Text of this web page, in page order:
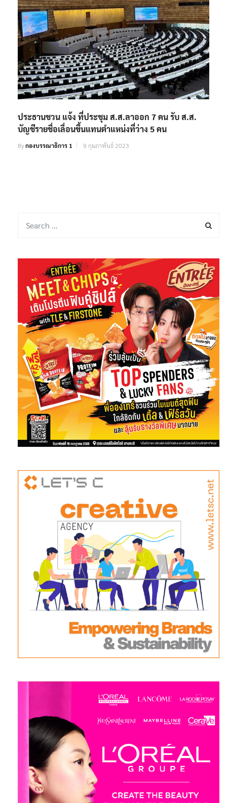
ประธานชวน แจ้ง ที่ประชุม ส.ส.ลาออก 7 คน รับ ส.ส.
บัญชีรายชื่อเลื่อนขึ้นแทนตำแหน่งที่ว่าง 5 คน
Byกองบรรณาธิการ 1 9 กุมภาพันธ์ 2023